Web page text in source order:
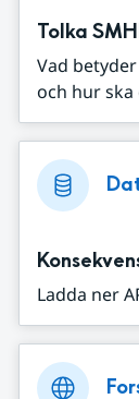
Tolka
Vad
och hur
Ladda ner